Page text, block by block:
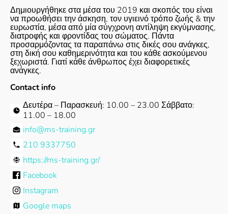
Δημιουργήθηκε στα μέσα του 2019 και σκοπός του είναι
να προωθήσει την άσκηση, τον υγιεινό τρόπο ζωής & την
ευρωστία, μέσα από μία σύγχρονη αντίληψη εκγύμνασης,
διατροφής και φροντίδας του σώματος. Πάντα
προσαρμόζοντας τα παραπάνω στις δικές σου ανάγκες,
στη δική σου καθημερινότητα και του κάθε ασκούμενου
ξεχωριστά. Γιατί κάθε άνθρωπος έχει διαφορετικές
ανάγκες.
Contact info
Δευτέρα – Παρασκευή: 10.00 – 23.00 Σάββατο:
11.00 – 18.00
info@ms-training.gr
210 9337750
https://ms-training.gr/
Facebook
Instagram
Google maps